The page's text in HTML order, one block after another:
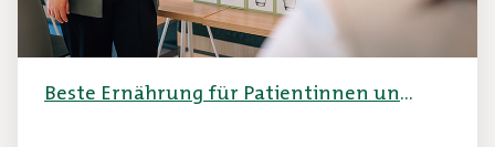
Beste Ernährung für Patientinnen und